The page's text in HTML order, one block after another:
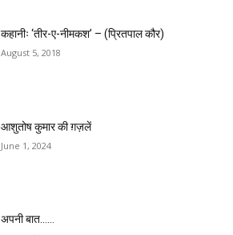
कहानीः ‘तीर-ए-नीमकश’ – (प्रितपाल कौर)
August 5, 2018
आशुतोष कुमार की ग़ज़लें
June 1, 2024
अपनी बात……